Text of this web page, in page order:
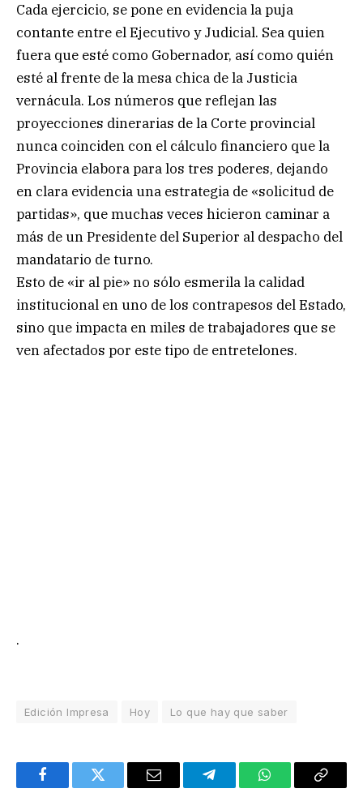
Cada ejercicio, se pone en evidencia la puja
contante entre el Ejecutivo y Judicial. Sea quien
fuera que esté como Gobernador, así como quién
esté al frente de la mesa chica de la Justicia
vernácula. Los números que reflejan las
proyecciones dinerarias de la Corte provincial
nunca coinciden con el cálculo financiero que la
Provincia elabora para los tres poderes, dejando
en clara evidencia una estrategia de «solicitud de
partidas», que muchas veces hicieron caminar a
más de un Presidente del Superior al despacho del
mandatario de turno.
Esto de «ir al pie» no sólo esmerila la calidad
institucional en uno de los contrapesos del Estado,
sino que impacta en miles de trabajadores que se
ven afectados por este tipo de entretelones.
.
Edición Impresa Hoy Lo que hay que saber
FacebookTwitter Email TelegramWhatsAppCopy